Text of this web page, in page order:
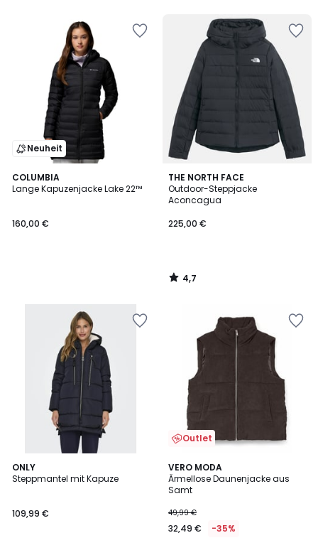
Neuheit
COLUMBIA
Lange Kapuzenjacke Lake 22™
160,00 €
THE NORTH FACE
Outdoor-Steppjacke
Aconcagua
225,00 €
4,7
/ 5
4,7
/
ONLY
Steppmantel mit Kapuze
109,99 €
4,7
/ 5
Outlet
VERO MODA
Ärmellose Daunenjacke aus
Samt
49,99 €
32,49 € -35%
4,8
/ 5